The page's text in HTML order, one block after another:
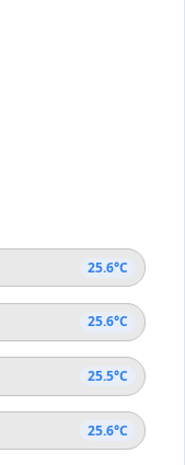
25.6°C
25.6°C
25.5°C
25.6°C